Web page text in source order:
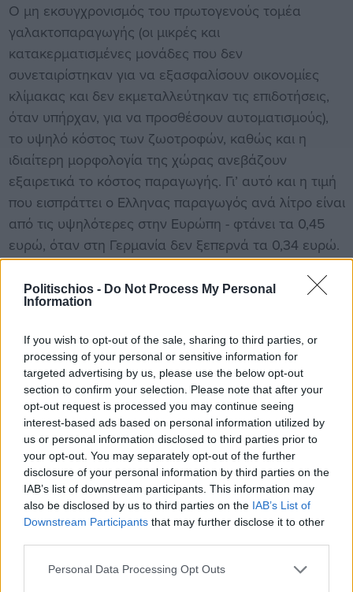
Politischios - Do Not Process My Personal
Information
If you wish to opt-out of the sale, sharing to third parties, or
processing of your personal or sensitive information for
targeted advertising by us, please use the below opt-out
section to confirm your selection. Please note that after your
opt-out request is processed you may continue seeing
interest-based ads based on personal information utilized by
us or personal information disclosed to third parties prior to
your opt-out. You may separately opt-out of the further
disclosure of your personal information by third parties on the
IAB’s list of downstream participants. This information may
also be disclosed by us to third parties on the IAB’s List of
Downstream Participants that may further disclose it to other
Personal Data Processing Opt Outs
O μη εκσυγχρονισμός του πρωτογενούς τομέα
γαλακτοπαραγωγής (οι μικρές και
κατακερματισμένες μονάδες που δεν
συνεταιρίστηκαν για να εξασφαλίσουν οικονομίες
κλίμακας και δεν εκμεταλλεύτηκαν τις επιδοτήσεις,
όταν υπήρχαν, για να προσθέσουν αυτοματισμούς),
το υψηλό κόστος των ζωοτροφών, καθώς και η
ιδιαίτερη μορφολογία της χώρας ανεβάζουν
εξαιρετικά το κόστος παραγωγής. Γι’ αυτό και η τιμή
που εισπράττει ο Ελληνας παραγωγός ανά λίτρο είναι
από τις υψηλότερες στην Ευρώπη - φτάνει τα 0,45
ευρώ, όταν στη Γερμανία δεν ξεπερνά τα 0,34 ευρώ.
Και πάλι, όμως, από το 0,45 έως το 1,50 ευρώ της
λιανικής τιμής του λίτρου υπάρχει μεγάλη απόσταση.
Η διαφορά οφείλεται στο κόστος επιστροφής των
πόλεμο για το καλό ράφι στο σούπερ μάρκετ (που
συνεπάγεται άτυπες «μίζες»), καθώς και στο κόστος
συλλογής του γάλακτος, που είναι πιο περίπλοκο
(στην Ελλάδα το προϊόν πρέπει να συλλεγεί από
πολλές μικρές μονάδες που συχνά βρίσκονται σε
απομονωμένες περιοχές). Παράλληλα, για πολλά
χρόνια είχε δημιουργηθεί ένα καρτέλ. Οι
γαλακτοβιομηχανίες συνδιαμόρφωναν τις τιμές που
θα έδιναν στους παραγωγούς. Αυτό δεν συμβαίνει
πια, συνεχίζει όμως να λειτουργεί ένα άτυπο καρτέλ,
υπό την έννοια ότι στον κλάδο έχουν μείνει λίγες